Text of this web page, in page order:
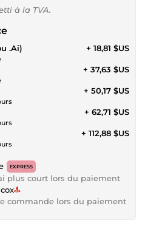
à la TVA.
.Ai) + 18,81 $US
+ 37,63 $US
+ 50,17 $US
+ 62,71 $US
+ 112,88 $US
EXPRESS
plus court lors du paiement
commande lors du paiement